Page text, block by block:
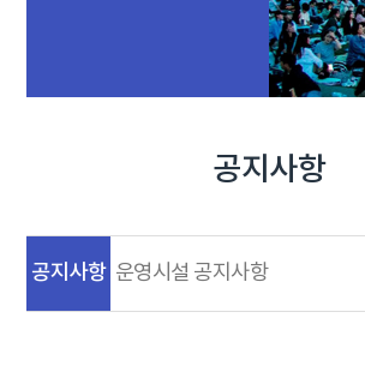
공지사항
공지사항 운영시설 공지사항